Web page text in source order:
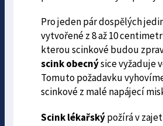
Pro jeden pár dospělých
vytvořené z 8 až 10
kterou scinkové budou
scink obecnýsice vyžaduje
Tomuto požadavku
scinkové z malé napájecí
Scink lékařskýpožírá v